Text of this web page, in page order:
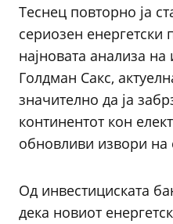
Теснец повторно ја
сериозен енергетски
најновата анализа
Голдман Сакс,
значително да ја
континентот кон
обновливи извори на
Од инвестициската
дека новиот